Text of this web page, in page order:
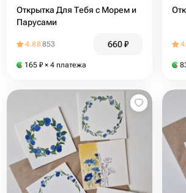
Открытка Для Тебя с Морем и
Парусами
4.88853 660₽
165 ₽ × 4 платежа